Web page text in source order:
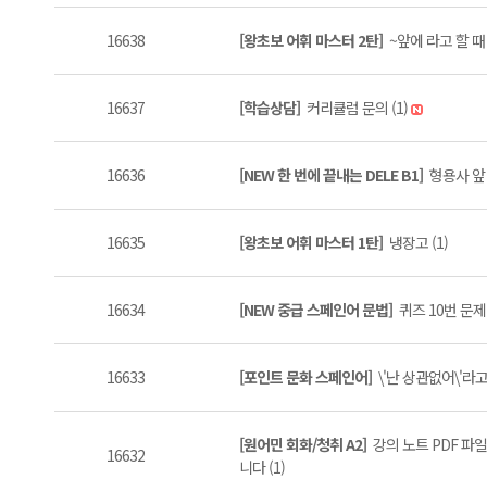
16638 [왕초보 어휘 마스터 2탄] ~앞에 라고 할
16637 [학습상담] 커리큘럼 문의 (1)
16636 [NEW 한 번에 끝내는 DELE B1] 형용사
16635 [왕초보 어휘 마스터 1탄] 냉장고 (1)
16634 [NEW 중급 스페인어 문법] 퀴즈 10번 문
16633 [포인트 문화 스페인어] \'난 상관없어\'라
16632 [원어민 회화/청취 A2] 강의 노트 PDF 파
니다 (1)